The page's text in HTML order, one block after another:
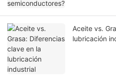
Aceite vs.
lubricación